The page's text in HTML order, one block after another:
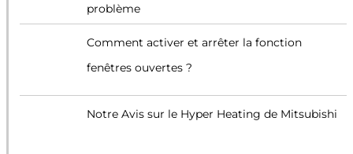
problème
Comment activer et arrêter la fonction
fenêtres ouvertes ?
Notre Avis sur le Hyper Heating de Mitsubishi